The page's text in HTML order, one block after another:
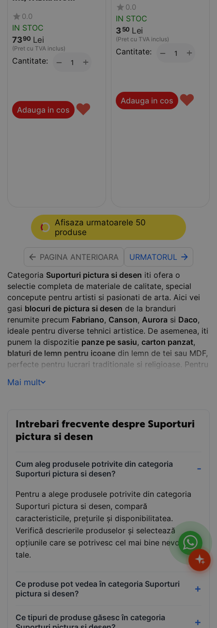
Categoria Suporturi pictura si desen iti ofera o
selectie completa de materiale de calitate, special
concepute pentru artisti si pasionati de arta. Aici vei
gasi blocuri de pictura si desen de la branduri
renumite precum Fabriano, Canson, Aurora si Daco,
ideale pentru diverse tehnici artistice. De asemenea, iti
punem la dispozitie panze pe sasiu, carton panzat,
blaturi de lemn pentru icoane din lemn de tei sau MDF,
perfecte pentru lucrari traditionale si religioase. Pentru
versatil si usor, iar pentru lucrul comod, te invitam sa
in opere de arta cu ajutorul suporturilor de pictura si
desen!
Mai mult
0.0
IN STOC
7390 Lei
(Pret cu TVA inclus)
Cantitate: +
−
Adauga in cos ♥
0.0
IN STOC
3 50 Lei
(Pret cu TVA inclus)
Cantitate: +
−
Adauga in cos ♥
Afisaza urmatoarele 50
produse
PAGINA ANTERIOARA URMATORUL
Intrebari frecvente despre Suporturi
pictura si desen
Cum aleg produsele potrivite din categoria
Suporturi pictura si desen?
Pentru a alege produsele potrivite din categoria
Suporturi pictura si desen, compară
caracteristicile, prețurile și disponibilitatea.
Verifică descrierile produselor și selectează
opțiunile care se potrivesc cel mai bine nevoilor
tale.
Ce produse pot vedea în categoria Suporturi
pictura si desen?
Ce tipuri de produse găsesc în categoria